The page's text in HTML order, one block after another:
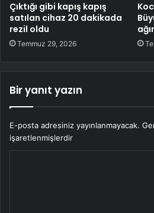
Çıktığı gibi kapış kapış
satılan cihaz 20 dakikada
rezil oldu
Temmuz 29, 2026
Bir yanıt yazın
E-posta adresiniz yayınlanmayacak.
işaretlenmişlerdir